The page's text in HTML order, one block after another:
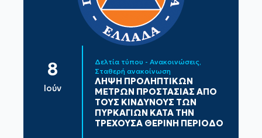
8
Ιούν
Δελτία τύπου - Ανακοινώσεις
Σταθερή ανακοίνωση
ΛΗΨΗ ΠΡΟΛΗΠΤΙΚΩΝ
ΜΕΤΡΩΝ ΠΡΟΣΤΑΣΙΑΣ ΑΠΟ
ΤΟΥΣ ΚΙΝΔΥΝΟΥΣ ΤΩΝ
ΠΥΡΚΑΓΙΩΝ ΚΑΤΑ ΤΗΝ
ΤΡΕΧΟΥΣΑ ΘΕΡΙΝΗ ΠΕΡΙΟΔΟ